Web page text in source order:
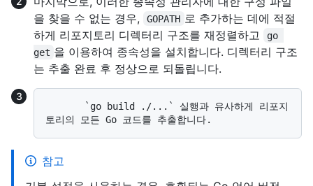
을 찾을 수 없는 경우,
GOPATH 로 추가하는 데에 적절
하게 리포지토리 디렉터리 구조를 재정렬하고
go
get 을 이용하여 종속성을 설치합니다. 디렉터리 구조
는 추출 완료 후 정상으로 되돌립니다.
참고